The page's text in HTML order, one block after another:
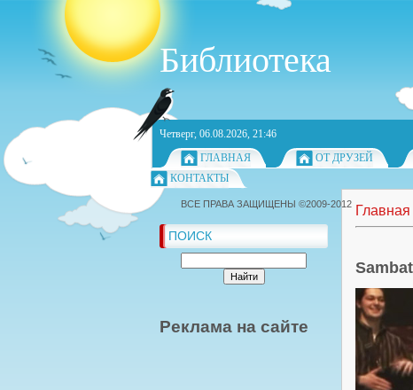
Библиотека
Четверг, 06.08.2026, 21:46
ГЛАВНАЯ
ОТ ДРУЗЕЙ
КОНТАКТЫ
ПОИСК
Реклама на сайте
Главная
ВСЕ ПРАВА ЗАЩИЩЕНЫ ©2009-2012